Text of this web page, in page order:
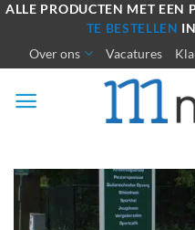
Ga
inhoud
ALLE PRODUCTEN MET EEN
TE BESTELLEN
Over ons Vacatures